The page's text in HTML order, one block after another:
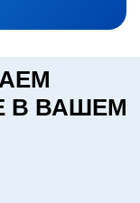
В ВАШЕМ